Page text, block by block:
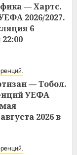
— Хартс.
2026/2027.
6
22:00
— Тобол.
УЕФА
2026 в